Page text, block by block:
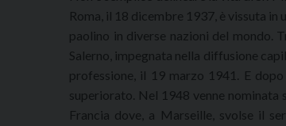
Roma, il 18 dicembre 1937, è vissuta in
paolino in diverse nazioni del mondo.
Salerno, impegnata nella diffusione
professione, il 19 marzo 1941. E
superiorato. Nel 1948 venne nominata
Francia dove, a Marseille, svolse il